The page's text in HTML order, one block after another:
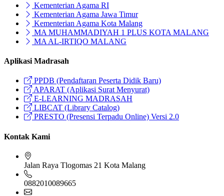
Kementerian Agama RI
Kementerian Agama Jawa Timur
Kementerian Agama Kota Malang
MA MUHAMMADIYAH 1 PLUS KOTA MALANG
MA AL-IRTIQO MALANG
Aplikasi Madrasah
PPDB (Pendaftaran Peserta Didik Baru)
APARAT (Aplikasi Surat Menyurat)
E-LEARNING MADRASAH
LIBCAT (Library Catalog)
PRESTO (Presensi Terpadu Online) Versi 2.0
Kontak Kami
Jalan Raya Tlogomas 21 Kota Malang
0882010089665